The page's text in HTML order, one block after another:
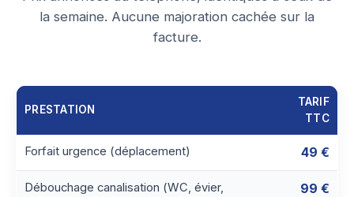
la semaine. Aucune majoration cachée sur la
facture.
PRESTATION
TARIF
TTC
Forfait urgence (déplacement) 49 €
Débouchage canalisation (WC, évier,
99 €